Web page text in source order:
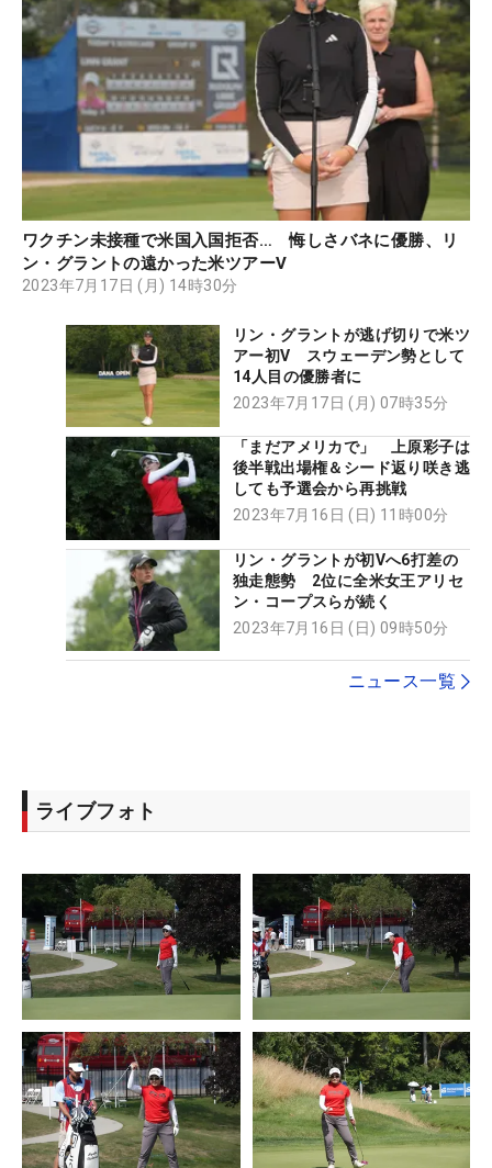
ワクチン未接種で米国入国拒否… 悔しさバネに優勝、リ
ン・グラントの遠かった米ツアーV
2023年7月17日 (月) 14時30分
リン・グラントが逃げ切りで米ツ
アー初V スウェーデン勢として
14人目の優勝者に
2023年7月17日 (月) 07時35分
「まだアメリカで」 上原彩子は
後半戦出場権＆シード返り咲き逃
しても予選会から再挑戦
2023年7月16日 (日) 11時00分
リン・グラントが初Vへ6打差の
独走態勢 2位に全米女王アリセ
ン・コープスらが続く
2023年7月16日 (日) 09時50分
ニュース一覧
ライブフォト